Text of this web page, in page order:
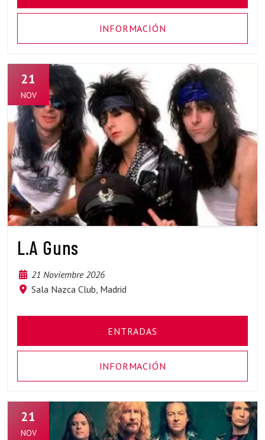
INFORMACIÓN
21
NOV
L.A Guns
21 Noviembre 2026
Sala Nazca Club, Madrid
ENTRADAS
INFORMACIÓN
21
NOV